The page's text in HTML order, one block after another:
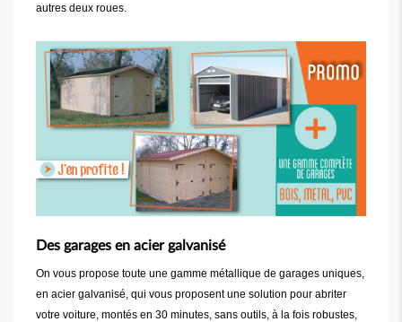
autres deux roues.
Des garages en acier galvanisé
On vous propose toute une gamme métallique de garages uniques,
en acier galvanisé, qui vous proposent une solution pour abriter
votre voiture, montés en 30 minutes, sans outils, à la fois robustes,